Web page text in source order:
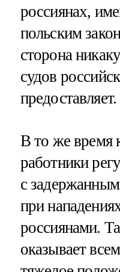
россиянах,
польским
сторона
судов
предоставляет.
В то же время
работники
с
при
россиянами.
оказывает